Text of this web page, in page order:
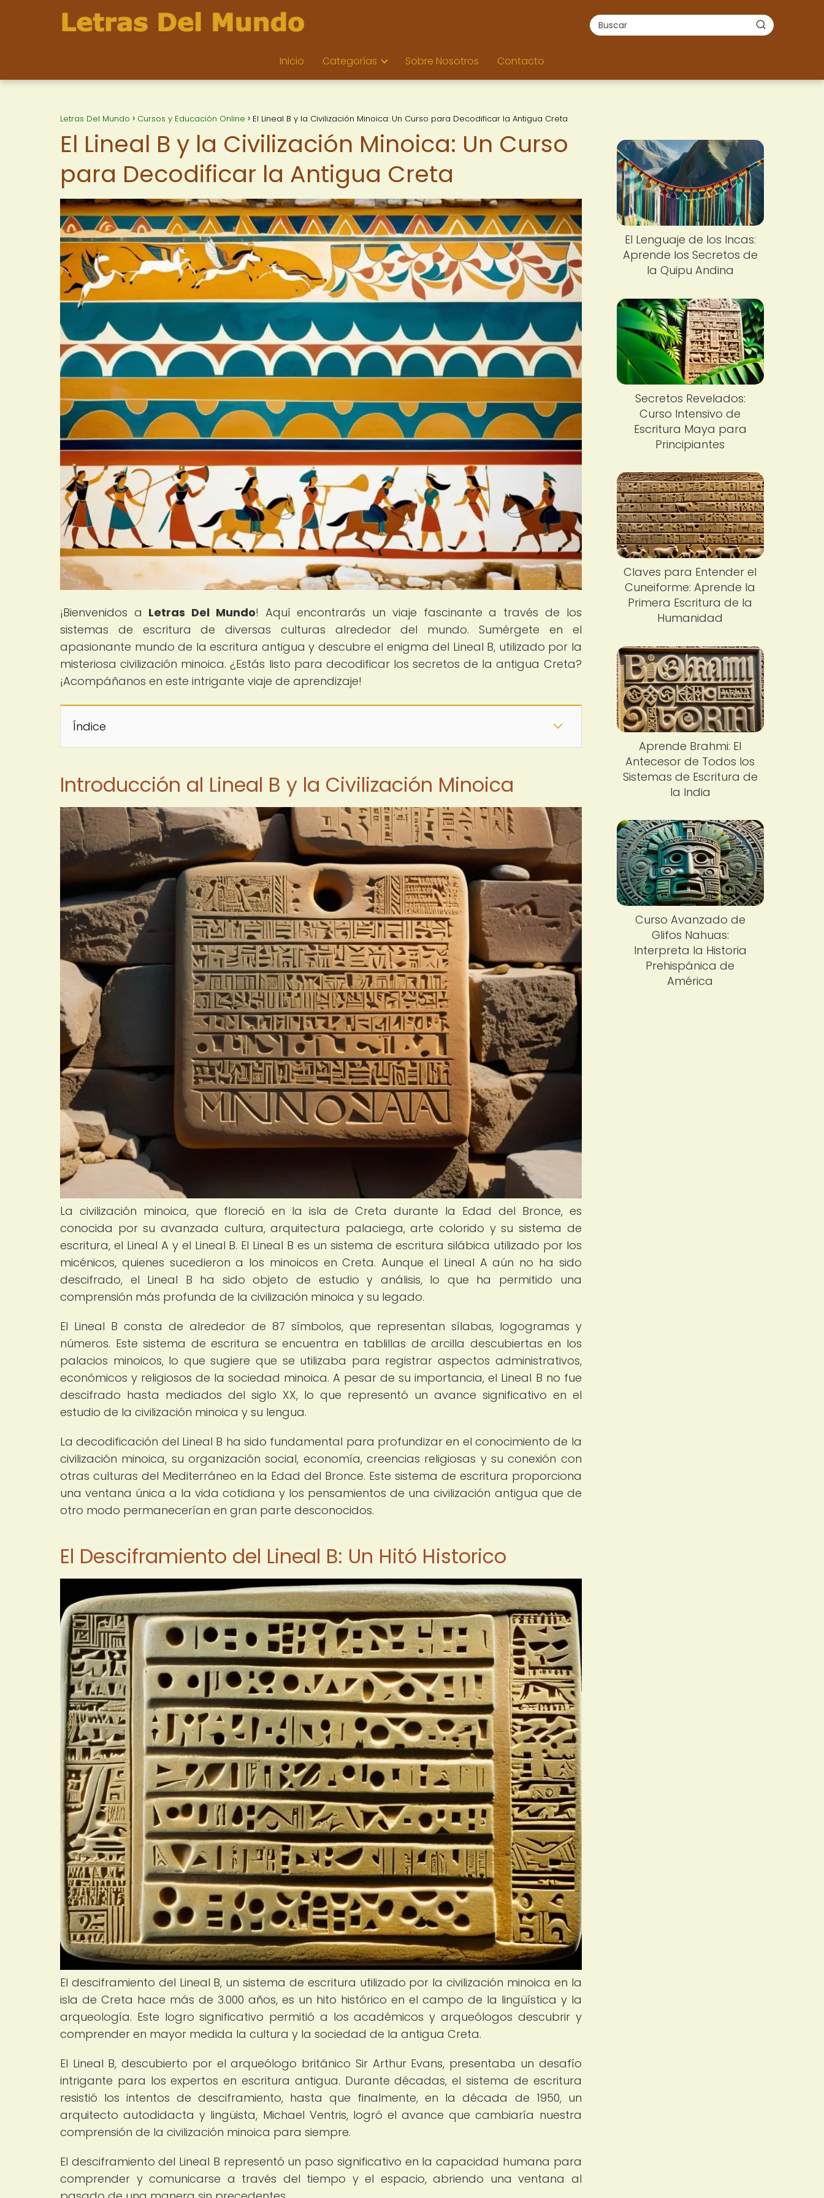
Inicio Categorías Sobre Nosotros Contacto
Letras Del Mundo Cursos y Educación Online El Lineal B y la Civilización Minoica: Un Curso para Decodificar la Antigua Creta
El Lineal B y la Civilización Minoica: Un Curso
para Decodificar la Antigua Creta
¡Bienvenidos a Letras Del Mundo! Aquí encontrarás un viaje fascinante a través de los
sistemas de escritura de diversas culturas alrededor del mundo. Sumérgete en el
apasionante mundo de la escritura antigua y descubre el enigma del Lineal B, utilizado por la
misteriosa civilización minoica. ¿Estás listo para decodificar los secretos de la antigua Creta?
¡Acompáñanos en este intrigante viaje de aprendizaje!
Índice
Introducción al Lineal B y la Civilización Minoica
La civilización minoica, que floreció en la isla de Creta durante la Edad del Bronce, es
conocida por su avanzada cultura, arquitectura palaciega, arte colorido y su sistema de
escritura, el Lineal A y el Lineal B. El Lineal B es un sistema de escritura silábica utilizado por los
micénicos, quienes sucedieron a los minoicos en Creta. Aunque el Lineal A aún no ha sido
descifrado, el Lineal B ha sido objeto de estudio y análisis, lo que ha permitido una
comprensión más profunda de la civilización minoica y su legado.
El Lineal B consta de alrededor de 87 símbolos, que representan sílabas, logogramas y
números. Este sistema de escritura se encuentra en tablillas de arcilla descubiertas en los
palacios minoicos, lo que sugiere que se utilizaba para registrar aspectos administrativos,
económicos y religiosos de la sociedad minoica. A pesar de su importancia, el Lineal B no fue
descifrado hasta mediados del siglo XX, lo que representó un avance significativo en el
estudio de la civilización minoica y su lengua.
La decodificación del Lineal B ha sido fundamental para profundizar en el conocimiento de la
civilización minoica, su organización social, economía, creencias religiosas y su conexión con
otras culturas del Mediterráneo en la Edad del Bronce. Este sistema de escritura proporciona
una ventana única a la vida cotidiana y los pensamientos de una civilización antigua que de
otro modo permanecerían en gran parte desconocidos.
El Desciframiento del Lineal B: Un Hitó Historico
El desciframiento del Lineal B, un sistema de escritura utilizado por la civilización minoica en la
isla de Creta hace más de 3.000 años, es un hito histórico en el campo de la lingüística y la
arqueología. Este logro significativo permitió a los académicos y arqueólogos descubrir y
comprender en mayor medida la cultura y la sociedad de la antigua Creta.
El Lineal B, descubierto por el arqueólogo británico Sir Arthur Evans, presentaba un desafío
intrigante para los expertos en escritura antigua. Durante décadas, el sistema de escritura
resistió los intentos de desciframiento, hasta que finalmente, en la década de 1950, un
arquitecto autodidacta y lingüista, Michael Ventris, logró el avance que cambiaría nuestra
comprensión de la civilización minoica para siempre.
El desciframiento del Lineal B representó un paso significativo en la capacidad humana para
comprender y comunicarse a través del tiempo y el espacio, abriendo una ventana al
El Lenguaje de los Incas:
Aprende los Secretos de
la Quipu Andina
Secretos Revelados:
Curso Intensivo de
Escritura Maya para
Principiantes
Claves para Entender el
Cuneiforme: Aprende la
Primera Escritura de la
Humanidad
Aprende Brahmi: El
Antecesor de Todos los
Sistemas de Escritura de
la India
Curso Avanzado de
Glifos Nahuas:
Interpreta la Historia
Prehispánica de
América